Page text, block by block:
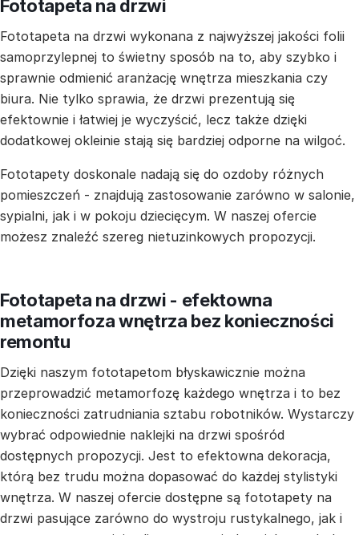
Fototapeta na drzwi
Fototapeta na drzwi wykonana z najwyższej jakości folii
samoprzylepnej to świetny sposób na to, aby szybko i
sprawnie odmienić aranżację wnętrza mieszkania czy
biura. Nie tylko sprawia, że drzwi prezentują się
efektownie i łatwiej je wyczyścić, lecz także dzięki
dodatkowej okleinie stają się bardziej odporne na wilgoć.
Fototapety doskonale nadają się do ozdoby różnych
pomieszczeń - znajdują zastosowanie zarówno w salonie,
sypialni, jak i w pokoju dziecięcym. W naszej ofercie
możesz znaleźć szereg nietuzinkowych propozycji.
Fototapeta na drzwi - efektowna
metamorfoza wnętrza bez konieczności
remontu
Dzięki naszym fototapetom błyskawicznie można
przeprowadzić metamorfozę każdego wnętrza i to bez
konieczności zatrudniania sztabu robotników. Wystarczy
wybrać odpowiednie naklejki na drzwi spośród
dostępnych propozycji. Jest to efektowna dekoracja,
którą bez trudu można dopasować do każdej stylistyki
wnętrza. W naszej ofercie dostępne są fototapety na
drzwi pasujące zarówno do wystroju rustykalnego, jak i